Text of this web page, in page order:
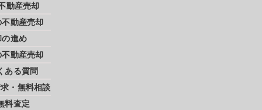
動産売却
動産売却
の進め
動産売却
ある質問
・無料相談
料査定